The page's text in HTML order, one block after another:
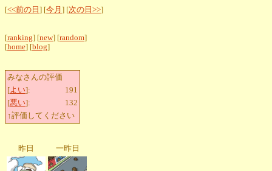
[<<前の日 ] [今月 ] [次の日>>]
[ranking] [new] [random]
[home] [blog]
みなさんの評価
[よい]:
191
[悪い]:
132
↑評価してください
昨日 一昨日